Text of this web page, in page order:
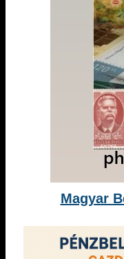
Magyar